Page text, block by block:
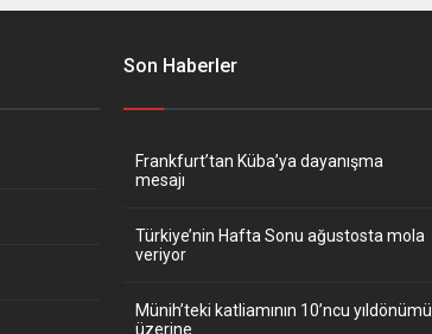
Son Haberler
Frankfurt’tan Küba’ya dayanışma
mesajı
Türkiye’nin Hafta Sonu ağustosta mola
veriyor
Münih’teki katliamının 10’ncu yıldönümü
üzerine